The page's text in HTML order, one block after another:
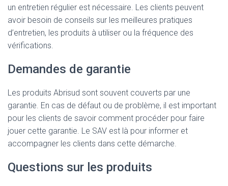
un entretien régulier est nécessaire. Les clients peuvent
avoir besoin de conseils sur les meilleures pratiques
d’entretien, les produits à utiliser ou la fréquence des
vérifications.
Demandes de garantie
Les produits Abrisud sont souvent couverts par une
garantie. En cas de défaut ou de problème, il est important
pour les clients de savoir comment procéder pour faire
jouer cette garantie. Le SAV est là pour informer et
accompagner les clients dans cette démarche.
Questions sur les produits